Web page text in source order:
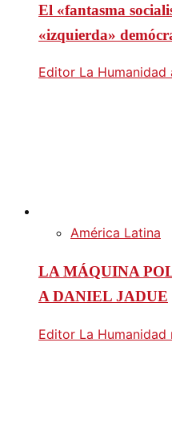
El «fantasma
«izquierda»
Editor La Humanidad
América Latina
LA MÁQUINA
A DANIEL JADUE
Editor La Humanidad